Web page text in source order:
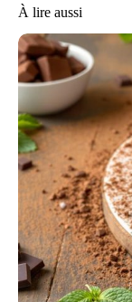
À lire aussi